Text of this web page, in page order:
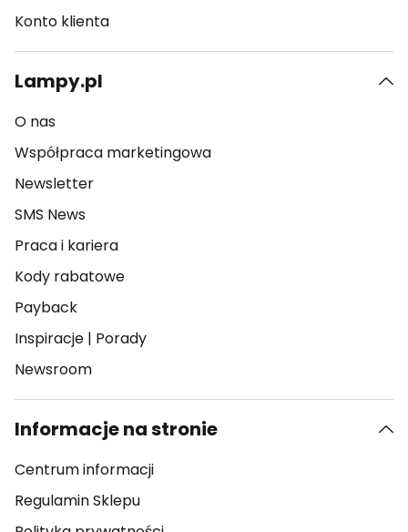
Konto klienta
Lampy.pl
O nas
Współpraca marketingowa
Newsletter
SMS News
Praca i kariera
Kody rabatowe
Payback
Inspiracje | Porady
Newsroom
Informacje na stronie
Centrum informacji
Regulamin Sklepu